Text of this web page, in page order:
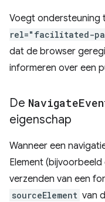
Voegt ondersteuning
rel="facilitated-
dat de browser
informeren over een
De Navigate
eigenschap
Wanneer een
Element
verzenden van een
sourceElement van